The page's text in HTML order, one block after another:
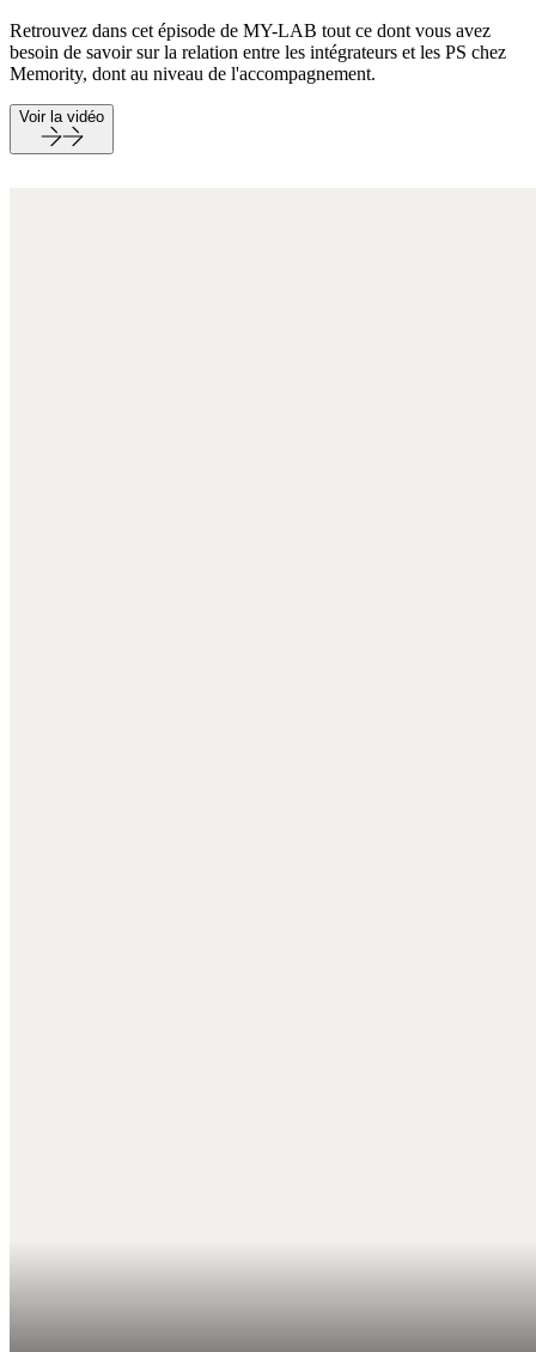
Retrouvez dans cet épisode de MY-LAB tout ce dont vous avez
besoin de savoir sur la relation entre les intégrateurs et les PS chez
Memority, dont au niveau de l'accompagnement.
Voir la vidéo